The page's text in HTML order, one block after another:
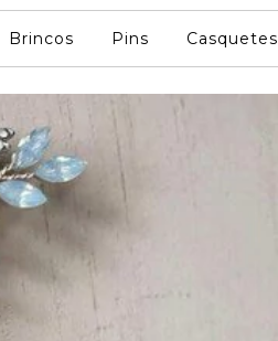
Brincos Pins Casquetes